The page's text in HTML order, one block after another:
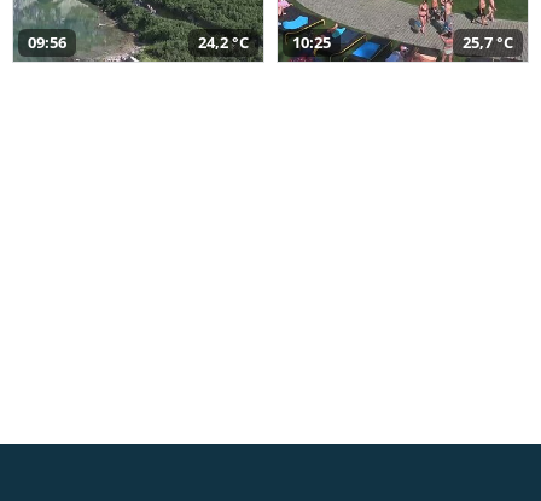
09:56 24,2 °C 10:25 25,7 °C